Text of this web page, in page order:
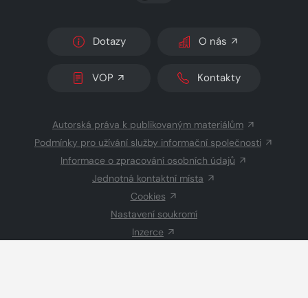
Dotazy O nás
VOP Kontakty
Autorská práva k publikovaným materiálům
Podmínky pro užívání služby informační společnosti
Informace o zpracování osobních údajů
Jednotná kontaktní místa
Cookies
Nastavení soukromí
Inzerce